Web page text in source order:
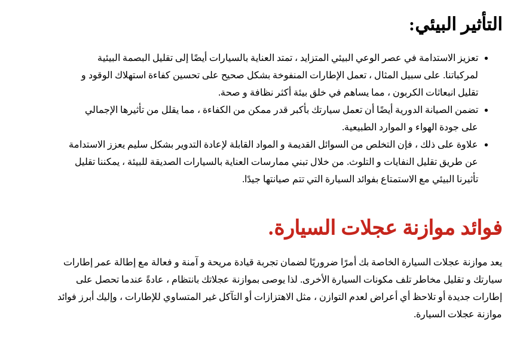
التأثير البيئي:
تعزيز الاستدامة في عصر الوعي البيئي المتزايد ، تمتد العناية بالسيارات أيضًا إلى تقليل البصمة البيئية
لمركباتنا. على سبيل المثال ، تعمل الإطارات المنفوخة بشكل صحيح على تحسين كفاءة استهلاك الوقود و
تقليل انبعاثات الكربون ، مما يساهم في خلق بيئة أكثر نظافة و صحة.
تضمن الصيانة الدورية أيضًا أن تعمل سيارتك بأكبر قدر ممكن من الكفاءة ، مما يقلل من تأثيرها الإجمالي
على جودة الهواء و الموارد الطبيعية.
علاوة على ذلك ، فإن التخلص من السوائل القديمة و المواد القابلة لإعادة التدوير بشكل سليم يعزز الاستدامة
عن طريق تقليل النفايات و التلوث. من خلال تبني ممارسات العناية بالسيارات الصديقة للبيئة ، يمكننا تقليل
تأثيرنا البيئي مع الاستمتاع بفوائد السيارة التي تتم صيانتها جيدًا.
فوائد موازنة عجلات السيارة.
يعد موازنة عجلات السيارة الخاصة بك أمرًا ضروريًا لضمان تجربة قيادة مريحة و آمنة و فعالة مع إطالة عمر إطارات
سيارتك و تقليل مخاطر تلف مكونات السيارة الأخرى. لذا يوصى بموازنة عجلاتك بانتظام ، عادةً عندما تحصل على
إطارات جديدة أو تلاحظ أي أعراض لعدم التوازن ، مثل الاهتزازات أو التآكل غير المتساوي للإطارات ، وإليك أبرز فوائد
موازنة عجلات السيارة.